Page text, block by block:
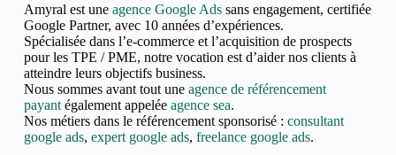
Amyral est une agence Google Adssans engagement, certifiée
Google Partner, avec 10 années d’expériences.
Spécialisée dans l’e-commerce et l’acquisition de prospects
pour les TPE / PME, notre vocation est d’aider nos clients à
atteindre leurs objectifs business.
Nous sommes avant tout une agence de référencement
payantégalement appelée agence sea.
Nos métiers dans le référencement sponsorisé : consultant
google ads, expert google ads, freelance google ads.